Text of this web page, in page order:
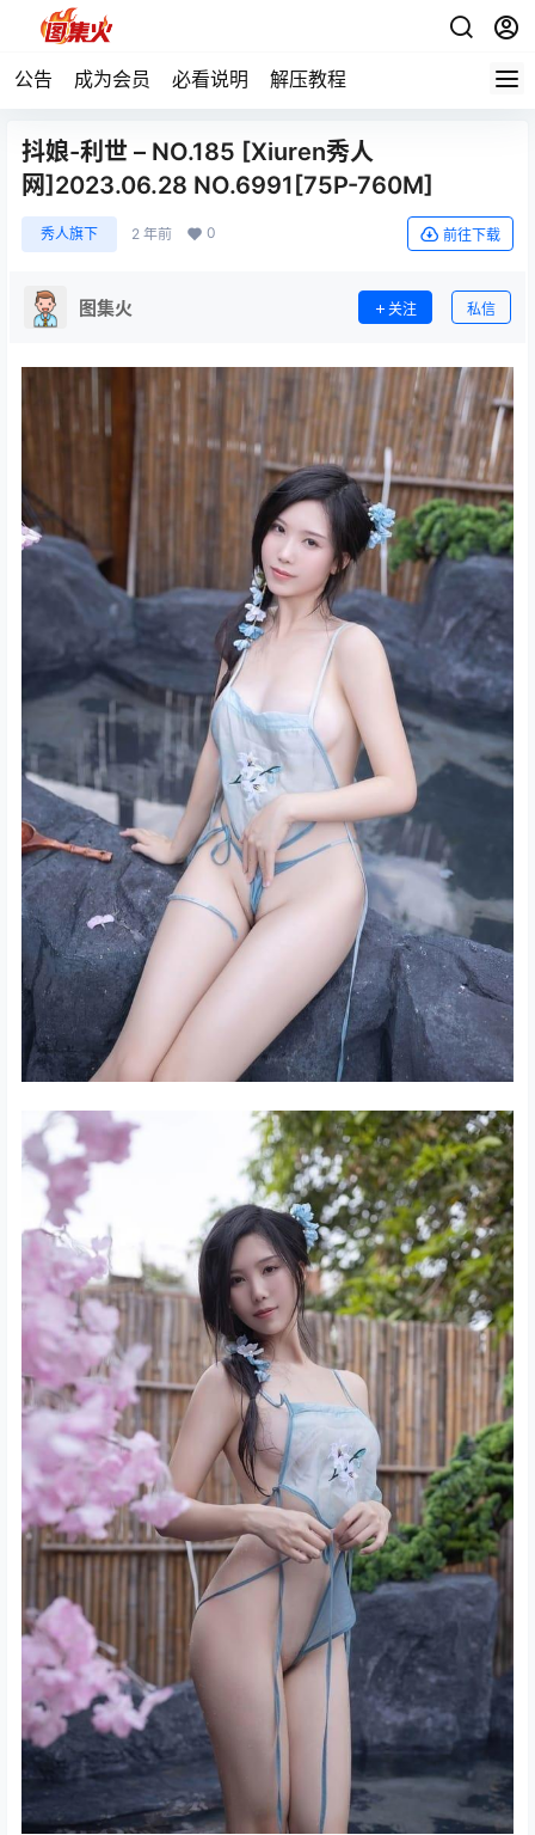
公告 成为会员 必看说明 解压教程
抖娘-利世 – NO.185 [Xiuren秀人
网]2023.06.28 NO.6991[75P-760M]
秀人旗下 2 年前 0 前往下载
图集火 关注 私信